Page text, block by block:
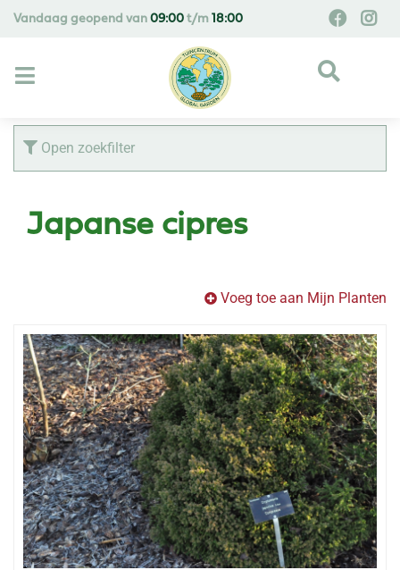
Vandaag geopend van 09:00 t/m 18:00
Open zoekfilter
Japanse cipres
Voeg toe aan Mijn Planten